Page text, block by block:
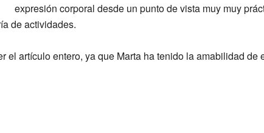
expresión corporal desde un punto de vista muy muy
de actividades.
el artículo entero, ya que Marta ha tenido la amabilidad de